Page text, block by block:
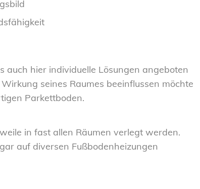
auch hier individuelle Lösungen angeboten
seines Raumes beeinflussen möchte
Parkettboden.
in fast allen Räumen verlegt werden.
auf diversen Fußbodenheizungen